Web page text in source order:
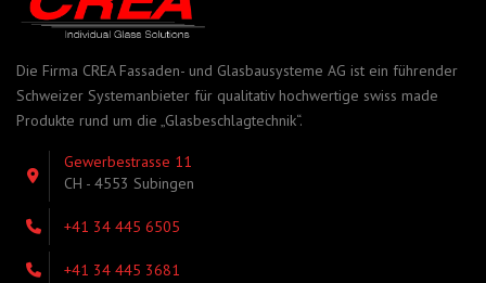
Die Firma CREA Fassaden- und Glasbausysteme AG ist ein führender
Schweizer Systemanbieter für qualitativ hochwertige swiss made
Produkte rund um die „Glasbeschlagtechnik“.
Gewerbestrasse 11
CH - 4553 Subingen
+41 34 445 6505
+41 34 445 3681